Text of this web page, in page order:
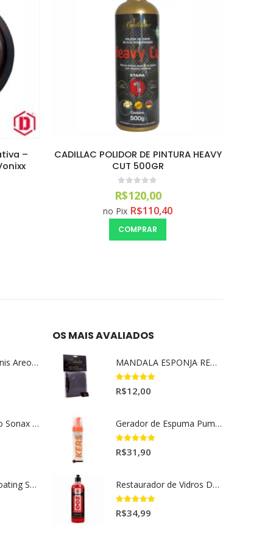
–
CADILLAC POLIDOR DE PINTURA HEAVY
CUT 500GR
out of 5
R$120,00
no Pix R$110,40
COMPRAR
Aromatizante Tênis Areon Fresh Wave New Car / Carro Novo
Selador Cerâmico Sonax Xtreme Ceramic Spray + Seal (750ml)
Ceramic Spray Coating Sonax 750ml
OS MAIS AVALIADOS
MANDALA ESPONJA REMOVEDORA DE INSETO
5.00
R$12,00
Gerador de Espuma Pump Espuma Kers (200ml)
5.00
R$31,90
Restaurador de Vidros DOZ Dmg (500ml)
5.00
R$34,99